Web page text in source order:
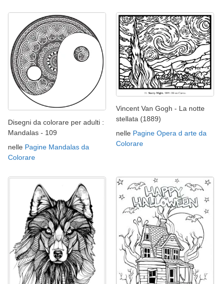
Disegni da colorare per adulti :
Mandalas - 109
nelle Pagine Mandalas da
Colorare
Vincent Van Gogh - La notte
stellata (1889)
nelle Pagine Opera d arte da
Colorare